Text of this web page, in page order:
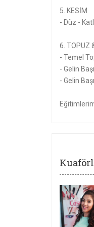
5. KESİM
- Düz -
6. TOPUZ
- Temel
- Gelin
- Gelin